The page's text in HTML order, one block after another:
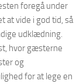
foregå under
at vide i god tid, så
udklædning.
hvor gæsterne
og
for at lege en